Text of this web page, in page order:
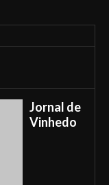
Jornal de
Vinhedo